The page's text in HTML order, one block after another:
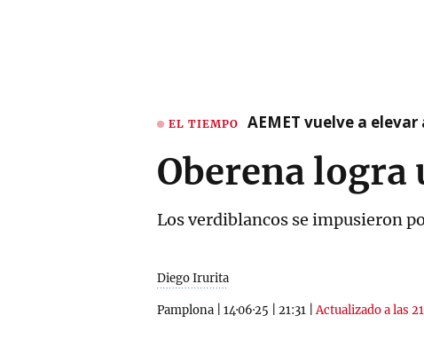
EL TIEMPO AEMET vuelve a
Oberena logra
Los verdiblancos se impusieron
Diego Irurita
Pamplona 14·06·25 21:31 |Actualizado a las